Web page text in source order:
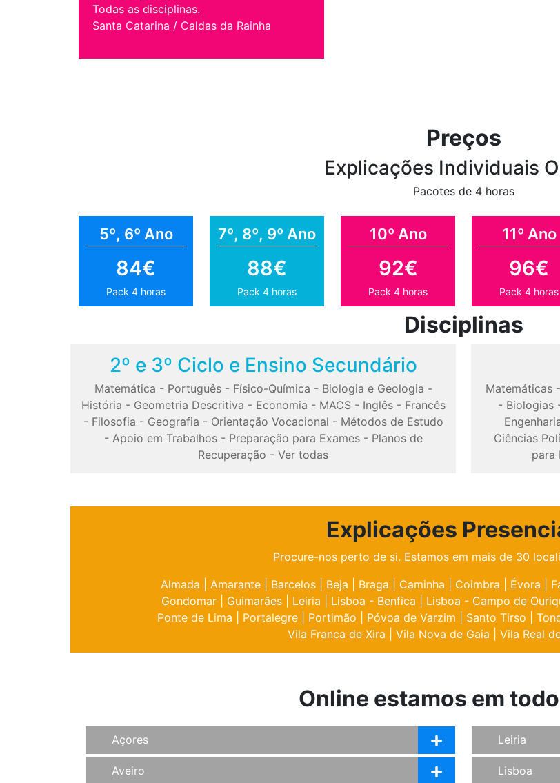
Todas as disciplinas.
Santa Catarina / Caldas da Rainha
Preços
Explicações Individuais
Pacotes de 4 horas
5º, 6º Ano
84€
Pack 4 horas
7º, 8º, 9º Ano
88€
Pack 4 horas
10º Ano
92€
Pack 4 horas
11º Ano
96€
Pack 4 horas
Disciplinas
2º e 3º Ciclo e Ensino Secundário
Matemática - Português- Físico-Química - Biologia e Geologia -
História - Geometria Descritiva - Economia - MACS- Inglês- Francês
- Filosofia - Geografia - Orientação Vocacional - Métodos de Estudo
- Apoio em Trabalhos- Preparação para Exames- Planos de
Recuperação - Ver todas
Matemáticas-
- Biologias
Ciências
para
Explicações
Procure-nos perto de si. Estamos em mais de 30
Almada
Amarante Barcelos Beja Braga Caminha Coimbra Évora
Gondomar
Guimarães Leiria Lisboa - Benfica Lisboa - Campo de
Ponte de Lima
Portalegre Portimão Póvoa de Varzim Santo Tirso
Vila Franca de Xira
Vila Nova de Gaia Vila Real
Online estamos em
Açores
Aveiro
Leiria
Lisboa